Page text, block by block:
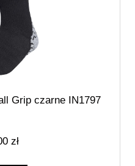
Grip czarne IN1797
zł